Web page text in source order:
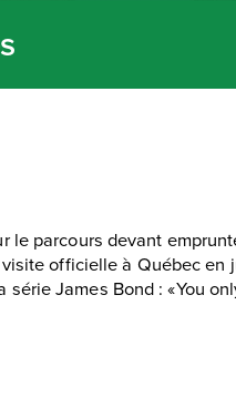
le parcours devant
officielle à Québec en
James Bond : «You